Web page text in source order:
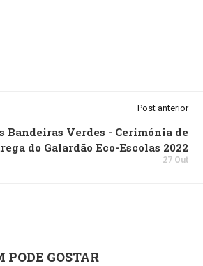
Post anterior
Bandeiras Verdes - Cerimónia de
do Galardão Eco-Escolas 2022
27 Out
GOSTAR